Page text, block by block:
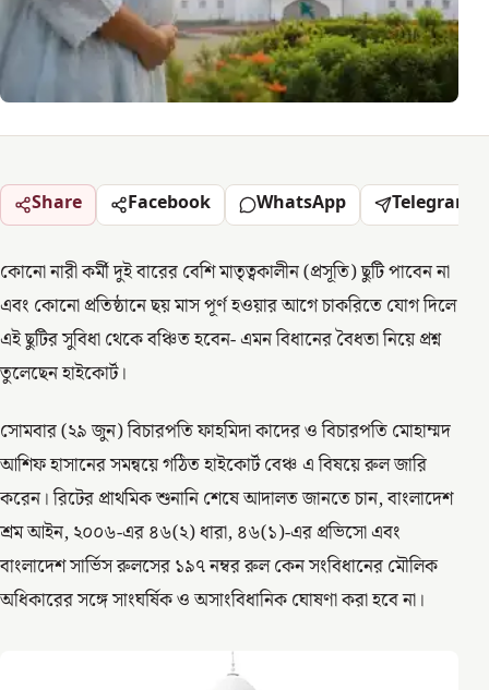
Share Facebook WhatsApp Telegram
কোনো নারী কর্মী দুই বারের বেশি মাতৃত্বকালীন (প্রসূতি) ছুটি পাবেন না
এবং কোনো প্রতিষ্ঠানে ছয় মাস পূর্ণ হওয়ার আগে চাকরিতে যোগ দিলে
এই ছুটির সুবিধা থেকে বঞ্চিত হবেন- এমন বিধানের বৈধতা নিয়ে প্রশ্ন
তুলেছেন হাইকোর্ট।
সোমবার (২৯ জুন) বিচারপতি ফাহমিদা কাদের ও বিচারপতি মোহাম্মদ
আশিফ হাসানের সমন্বয়ে গঠিত হাইকোর্ট বেঞ্চ এ বিষয়ে রুল জারি
করেন। রিটের প্রাথমিক শুনানি শেষে আদালত জানতে চান, বাংলাদেশ
শ্রম আইন, ২০০৬-এর ৪৬(২) ধারা, ৪৬(১)-এর প্রভিসো এবং
বাংলাদেশ সার্ভিস রুলসের ১৯৭ নম্বর রুল কেন সংবিধানের মৌলিক
অধিকারের সঙ্গে সাংঘর্ষিক ও অসাংবিধানিক ঘোষণা করা হবে না।